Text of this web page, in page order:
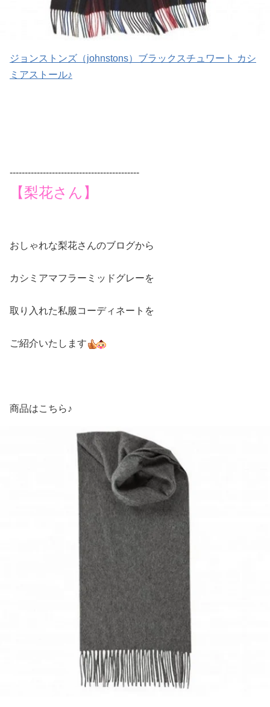
ジョンストンズ（johnstons）ブラックスチュワート カシ
ミアストール♪
-------------------------------------------
【梨花さん】
おしゃれな梨花さんのブログから
カシミアマフラーミッドグレーを
取り入れた私服コーディネートを
ご紹介いたします
商品はこちら♪